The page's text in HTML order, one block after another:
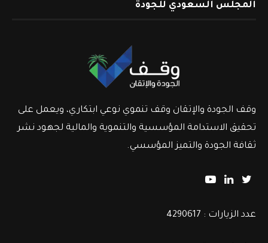
المجلس السعودي للجودة
وقف الجودة والإتقان وقف تنموي نوعي ابتكاري، ويعمل على
تحقيق الاستدامة المؤسسية والتنموية والمالية لجهود نشر
ثقافة الجودة والتميز المؤسسي.
عدد الزيارات : 4290617